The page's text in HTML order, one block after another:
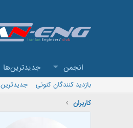
انجمن جدیدترین‌ها
بازدید کنندگان کنونی
کاربران